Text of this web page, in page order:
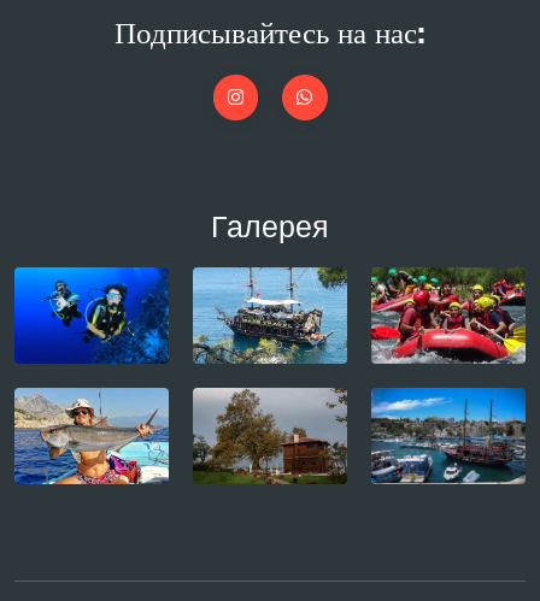
Подписывайтесь на нас:
Галерея